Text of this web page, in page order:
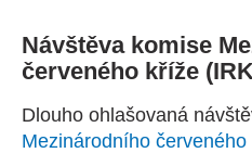
Návštěva komise
červeného kříže
Dlouho ohlašovaná
Mezinárodního červeného